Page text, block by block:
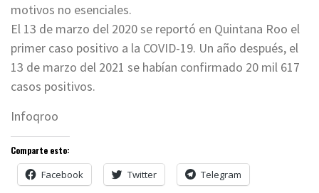
motivos no esenciales.
El 13 de marzo del 2020 se reportó en Quintana Roo el
primer caso positivo a la COVID-19. Un año después, el
13 de marzo del 2021 se habían confirmado 20 mil 617
casos positivos.
Infoqroo
Comparte esto:
Facebook Twitter Telegram